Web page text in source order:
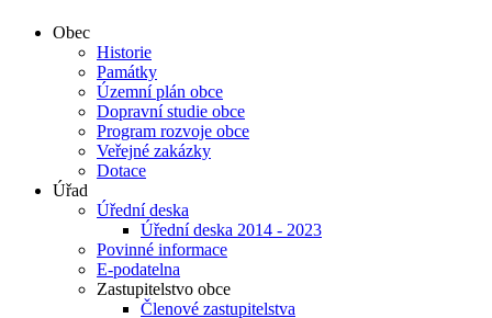
Obec
Historie
Památky
Územní plán obce
Dopravní studie obce
Program rozvoje obce
Veřejné zakázky
Dotace
Úřad
Úřední deska
Úřední deska 2014 - 2023
Povinné informace
E-podatelna
Zastupitelstvo obce
Členové zastupitelstva